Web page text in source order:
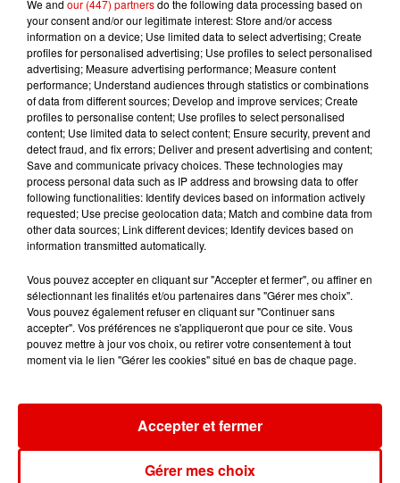
TITRES DIFFUSÉS
7h56
7h56
CHRISTOPHE MAE
La Lune
7h52
7h52
SHAKIRA FEAT. BURNA
BOY
7h48
7h48
JAYMES YOUNG
We and our (447) partnersdo the following data processing based on
your consent and/or our legitimate interest: Store and/or access
information on a device; Use limited data to select advertising; Create
profiles for personalised advertising; Use profiles to select personalised
advertising; Measure advertising performance; Measure content
performance; Understand audiences through statistics or combinations
of data from different sources; Develop and improve services; Create
profiles to personalise content; Use profiles to select personalised
content; Use limited data to select content; Ensure security, prevent and
detect fraud, and fix errors; Deliver and present advertising and content;
Save and communicate privacy choices. These technologies may
process personal data such as IP address and browsing data to offer
following functionalities: Identify devices based on information actively
requested; Use precise geolocation data; Match and combine data from
other data sources; Link different devices; Identify devices based on
information transmitted automatically.
Vous pouvez accepter en cliquant sur "Accepter et fermer", ou affiner en
sélectionnant les finalités et/ou partenaires dans "Gérer mes choix".
Vous pouvez également refuser en cliquant sur "Continuer sans
accepter". Vos préférences ne s'appliqueront que pour ce site. Vous
pouvez mettre à jour vos choix, ou retirer votre consentement à tout
moment via le lien "Gérer les cookies" situé en bas de chaque page.
Gérer mes choix
Accepter et fermer